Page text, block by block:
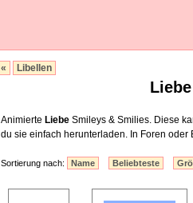
« Libellen
Animierte Liebe Smileys & Smilies. Diese
du sie einfach herunterladen. In Foren
Sortierung nach: Name Beliebteste